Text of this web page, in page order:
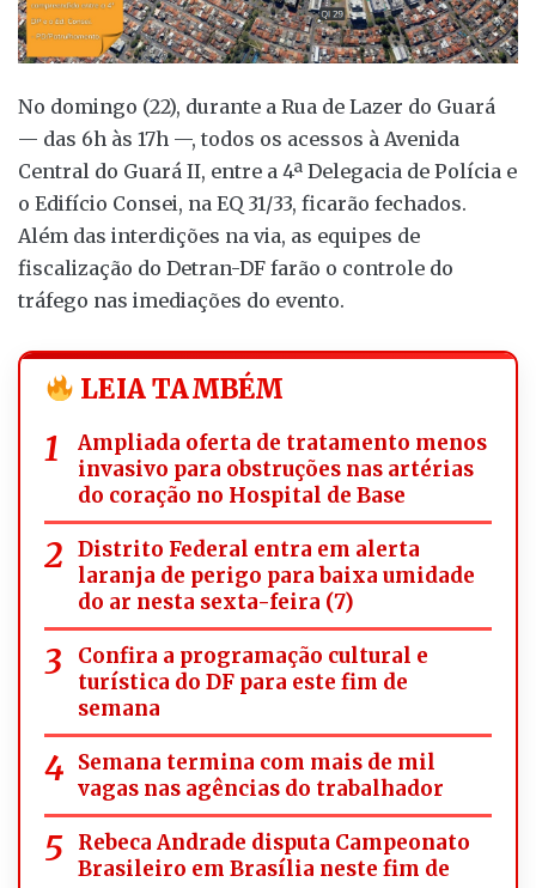
No domingo (22), durante a Rua de Lazer do Guará
— das 6h às 17h —, todos os acessos à Avenida
Central do Guará II, entre a 4ª Delegacia de Polícia e
o Edifício Consei, na EQ 31/33, ficarão fechados.
Além das interdições na via, as equipes de
fiscalização do Detran-DF farão o controle do
tráfego nas imediações do evento.
LEIA TAMBÉM
Ampliada oferta de tratamento menos
invasivo para obstruções nas artérias
do coração no Hospital de Base
Distrito Federal entra em alerta
laranja de perigo para baixa umidade
do ar nesta sexta-feira (7)
Confira a programação cultural e
turística do DF para este fim de
semana
Semana termina com mais de mil
vagas nas agências do trabalhador
Rebeca Andrade disputa Campeonato
Brasileiro em Brasília neste fim de